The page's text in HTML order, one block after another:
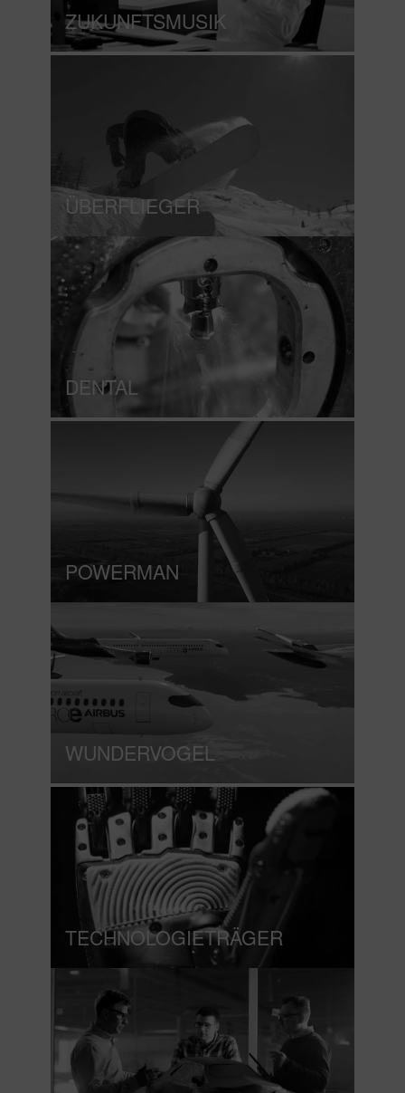
ZUKUNFTSMUSIK
ÜBERFLIEGER
DENTAL
POWERMAN
WUNDERVOGEL
TECHNOLOGIETRÄGER